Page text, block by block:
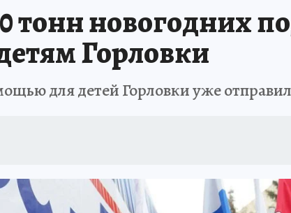
тонн новогодних
Горловки
для детей Горловки уже